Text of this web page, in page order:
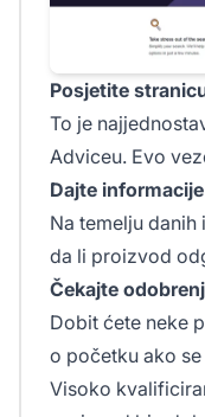
Posjetite
To je
Adviceu. Evo
Dajte
Na temelju
da li proizvod
Čekajte
Dobit ćete neke
o početku ako
Visoko